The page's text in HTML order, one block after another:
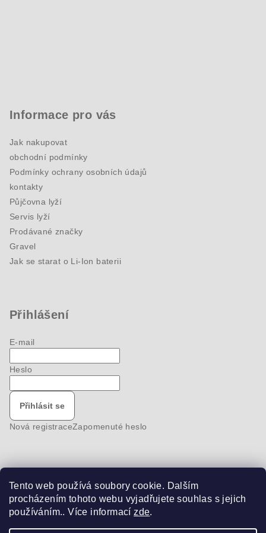
Tento web používá soubory cookie. Dalším
procházením tohoto webu vyjadřujete souhlas s jejich
používáním.. Více informacízde.
Informace pro vás
Jak nakupovat
obchodní podmínky
Podmínky ochrany osobních údajů
kontakty
Půjčovna lyží
Servis lyží
Prodávané značky
Gravel
Jak se starat o Li-Ion baterii
Přihlášení
E-mail
Heslo
Přihlásit se
Nová registraceZapomenuté heslo
Nákupní košík